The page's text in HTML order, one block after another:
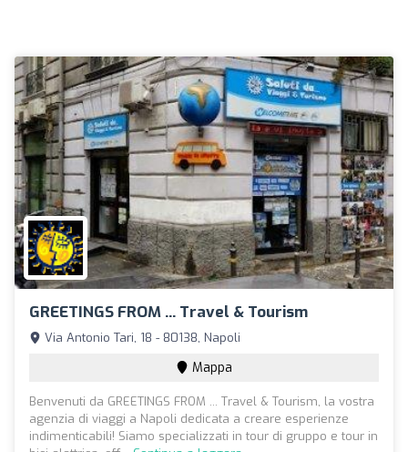
GREETINGS FROM ... Travel & Tourism
Via Antonio Tari, 18 - 80138, Napoli
Mappa
Benvenuti da GREETINGS FROM ... Travel & Tourism, la vostra
agenzia di viaggi a Napoli dedicata a creare esperienze
indimenticabili! Siamo specializzati in tour di gruppo e tour in